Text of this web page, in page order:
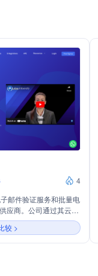
4
邮件验证服务和批量电
应商。公司通过其云托
过10,000个营销团队建
减少弹跳并提高邮件投
确性、快速验证、API
较 >